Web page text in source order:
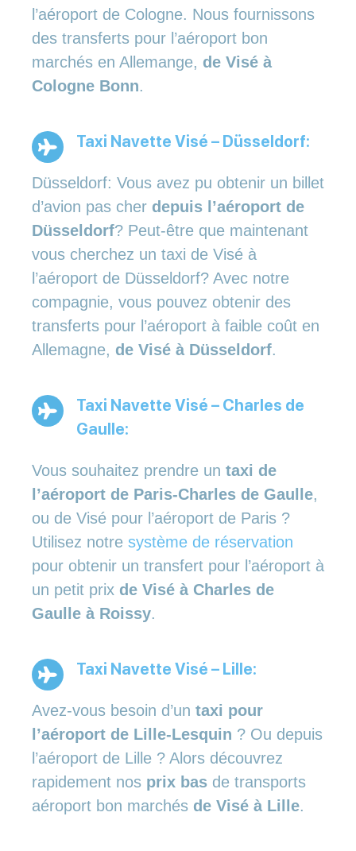
l’aéroport de Cologne. Nous fournissons
des transferts pour l’aéroport bon
marchés en Allemange, de Visé à
Cologne Bonn.
Taxi Navette Visé – Düsseldorf:
Düsseldorf: Vous avez pu obtenir un billet
d’avion pas cher depuis l’aéroport de
Düsseldorf? Peut-être que maintenant
vous cherchez un taxi de Visé à
l’aéroport de Düsseldorf? Avec notre
compagnie, vous pouvez obtenir des
transferts pour l’aéroport à faible coût en
Allemagne, de Visé à Düsseldorf.
Taxi Navette Visé – Charles de
Gaulle:
Vous souhaitez prendre un taxi de
l’aéroport de Paris-Charles de Gaulle,
ou de Visé pour l’aéroport de Paris ?
Utilisez notre système de réservation
pour obtenir un transfert pour l’aéroport à
un petit prix de Visé à Charles de
Gaulle à Roissy.
Taxi Navette Visé – Lille:
Avez-vous besoin d’un taxi pour
l’aéroport de Lille-Lesquin ? Ou depuis
l’aéroport de Lille ? Alors découvrez
rapidement nos prix bas de transports
aéroport bon marchés de Visé à Lille.